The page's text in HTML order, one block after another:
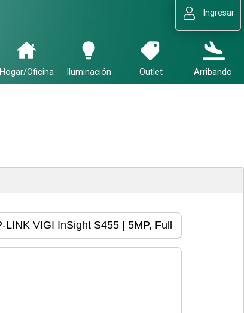
Ingresar
Hogar/Oficina Iluminación Outlet Arribando